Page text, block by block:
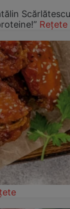
Rețete